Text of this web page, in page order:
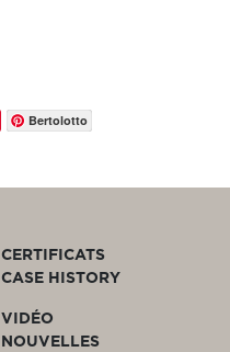
Bertolotto
CERTIFICATS
CASE HISTORY
VIDÉO
NOUVELLES